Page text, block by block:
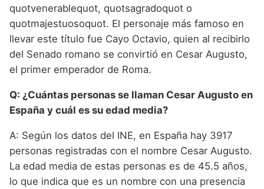
quotvenerablequot, quotsagradoquot o
quotmajestuosoquot. El personaje más famoso en
llevar este título fue Cayo Octavio, quien al recibirlo
del Senado romano se convirtió en Cesar Augusto,
el primer emperador de Roma.
Q: ¿Cuántas personas se llaman Cesar Augusto en
España y cuál es su edad media?
A: Según los datos del INE, en España hay 3917
personas registradas con el nombre Cesar Augusto.
La edad media de estas personas es de 45.5 años,
lo que indica que es un nombre con una presencia